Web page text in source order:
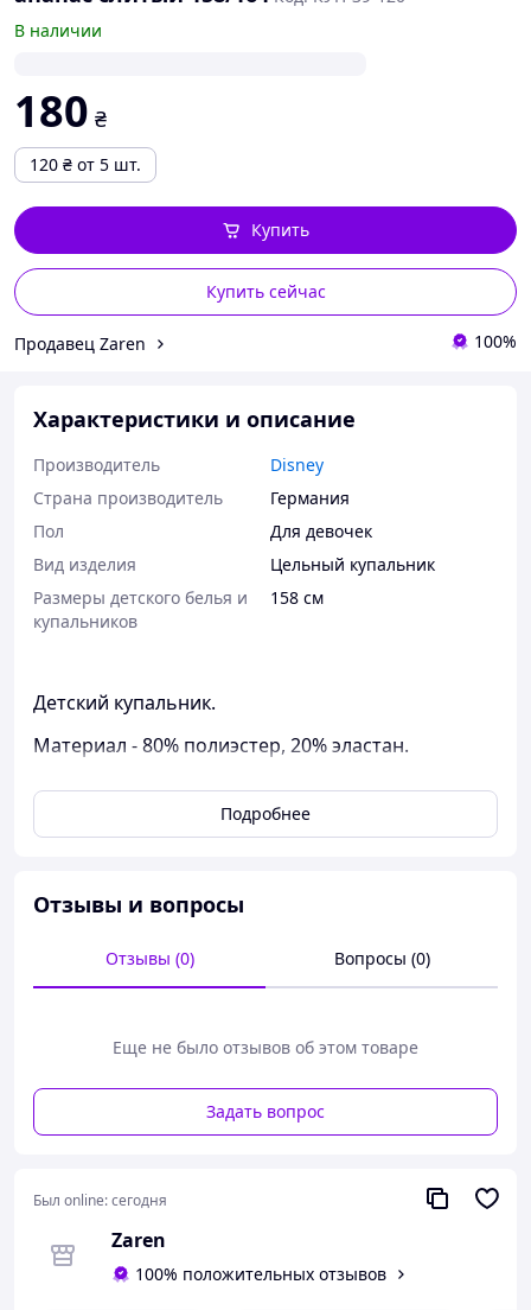
В наличии
180 ₴
120 ₴ от 5 шт.
Купить сейчас
Купить
Продавец Zaren 100%
Характеристики и описание
Производитель
Disney
Страна производитель
Германия
Пол
Для девочек
Вид изделия
Цельный купальник
Размеры детского белья и
купальников
158 см
Детский купальник.
Материал - 80% полиэстер, 20% эластан.
Полный ассортимент https://baby-
friends.com/g21656885-detskie-kupalniki
Подробнее
Отзывы и вопросы
Отзывы (0) Вопросы (0)
Еще не было отзывов об этом товаре
Задать вопрос
Был online:сегодня
Zaren
100% положительных отзывов